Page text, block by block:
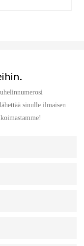
sinulle ilmaisen